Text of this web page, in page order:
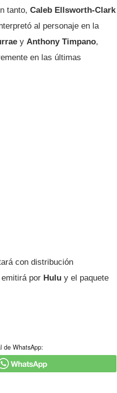
tanto, Caleb Ellsworth-Clark
al personaje en la
y Anthony Timpano,
en las últimas
con distribución
por Hulu y el paquete
de WhatsApp: